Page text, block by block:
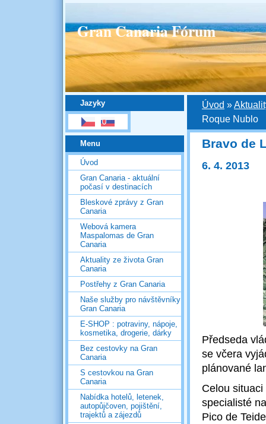
Gran Canaria Fórum
Jazyky
Menu
Úvod
Gran Canaria - aktuální
počasí v destinacích
Bleskové zprávy z Gran
Canaria
Webová kamera
Maspalomas de Gran
Canaria
Aktuality ze života Gran
Canaria
Postřehy z Gran Canaria
Naše služby pro návštěvníky
Gran Canaria
E-SHOP : potraviny, nápoje,
kosmetika, drogerie, dárky
Bez cestovky na Gran
Canaria
S cestovkou na Gran
Canaria
Nabídka hotelů, letenek,
autopůjčoven, pojištění,
trajektů a zájezdů
Úvod »
Roque Nublo
Bravo de
6. 4. 2013
Předseda
se včera
plánované
Celou
specialisté
Pico de